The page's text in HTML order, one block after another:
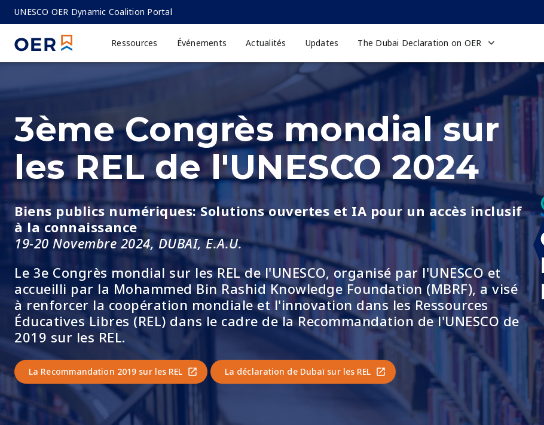
Aller
au
contenu
principal
UNESCO OER Dynamic Coalition Portal
MAIN
NAVIGATION
Ressources Événements Actualités Updates The Dubai Declaration on OER
3ème Congrès mondial sur
les REL de l'UNESCO 2024
Biens publics numériques: Solutions ouvertes et IA pour un accès inclusif
à la connaissance
19-20 Novembre 2024, DUBAI, E.A.U.
Le 3e Congrès mondial sur les REL de l'UNESCO, organisé par l'UNESCO et
accueilli par la Mohammed Bin Rashid Knowledge Foundation (MBRF), a visé
à renforcer la coopération mondiale et l'innovation dans les Ressources
Éducatives Libres (REL) dans le cadre de la Recommandation de l'UNESCO de
2019 sur les REL.
La Recommandation 2019 sur les REL La déclaration de Dubaï sur les REL